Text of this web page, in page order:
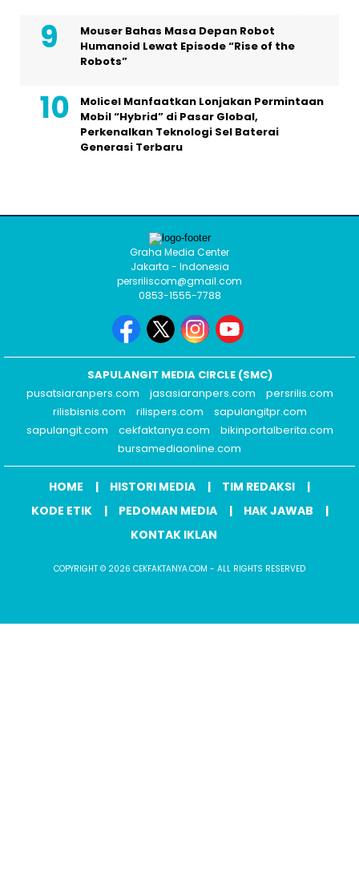
Mouser Bahas Masa Depan Robot
Humanoid Lewat Episode “Rise of the
Robots”
Molicel Manfaatkan Lonjakan Permintaan
Mobil “Hybrid” di Pasar Global,
Perkenalkan Teknologi Sel Baterai
Generasi Terbaru
Graha Media Center
Jakarta - Indonesia
persriliscom@gmail.com
0853-1555-7788
SAPULANGIT MEDIA CIRCLE (SMC)
pusatsiaranpers.com
jasasiaranpers.com
persrilis.com
rilisbisnis.com
rilispers.com
sapulangitpr.com
sapulangit.com
cekfaktanya.com
bikinportalberita.com
bursamediaonline.com
HOME HISTORI MEDIA
TIM REDAKSI
KODE ETIK
PEDOMAN MEDIA
HAK JAWAB
KONTAK IKLAN
COPYRIGHT © 2026 CEKFAKTANYA.COM - ALL RIGHTS RESERVED